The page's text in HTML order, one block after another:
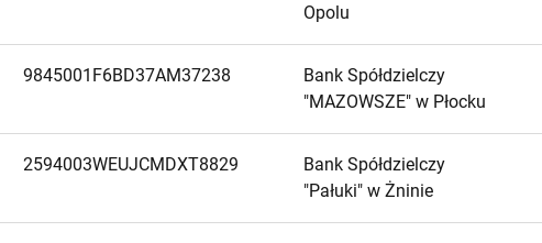
Opolu
9845001F6BD37AM37238
Bank Spółdzielczy
"MAZOWSZE" w Płocku
2594003WEUJCMDXT8829
Bank Spółdzielczy
"Pałuki" w Żninie